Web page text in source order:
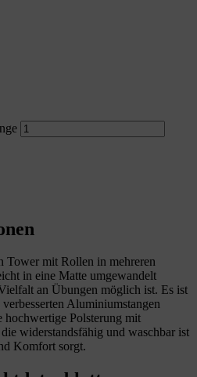
Tower mit Rollen in mehreren
in eine Matte umgewandelt
an Übungen möglich ist. Es ist
Aluminiumstangen
hochwertige Polsterung mit
widerstandsfähig und waschbar ist
Komfort sorgt.